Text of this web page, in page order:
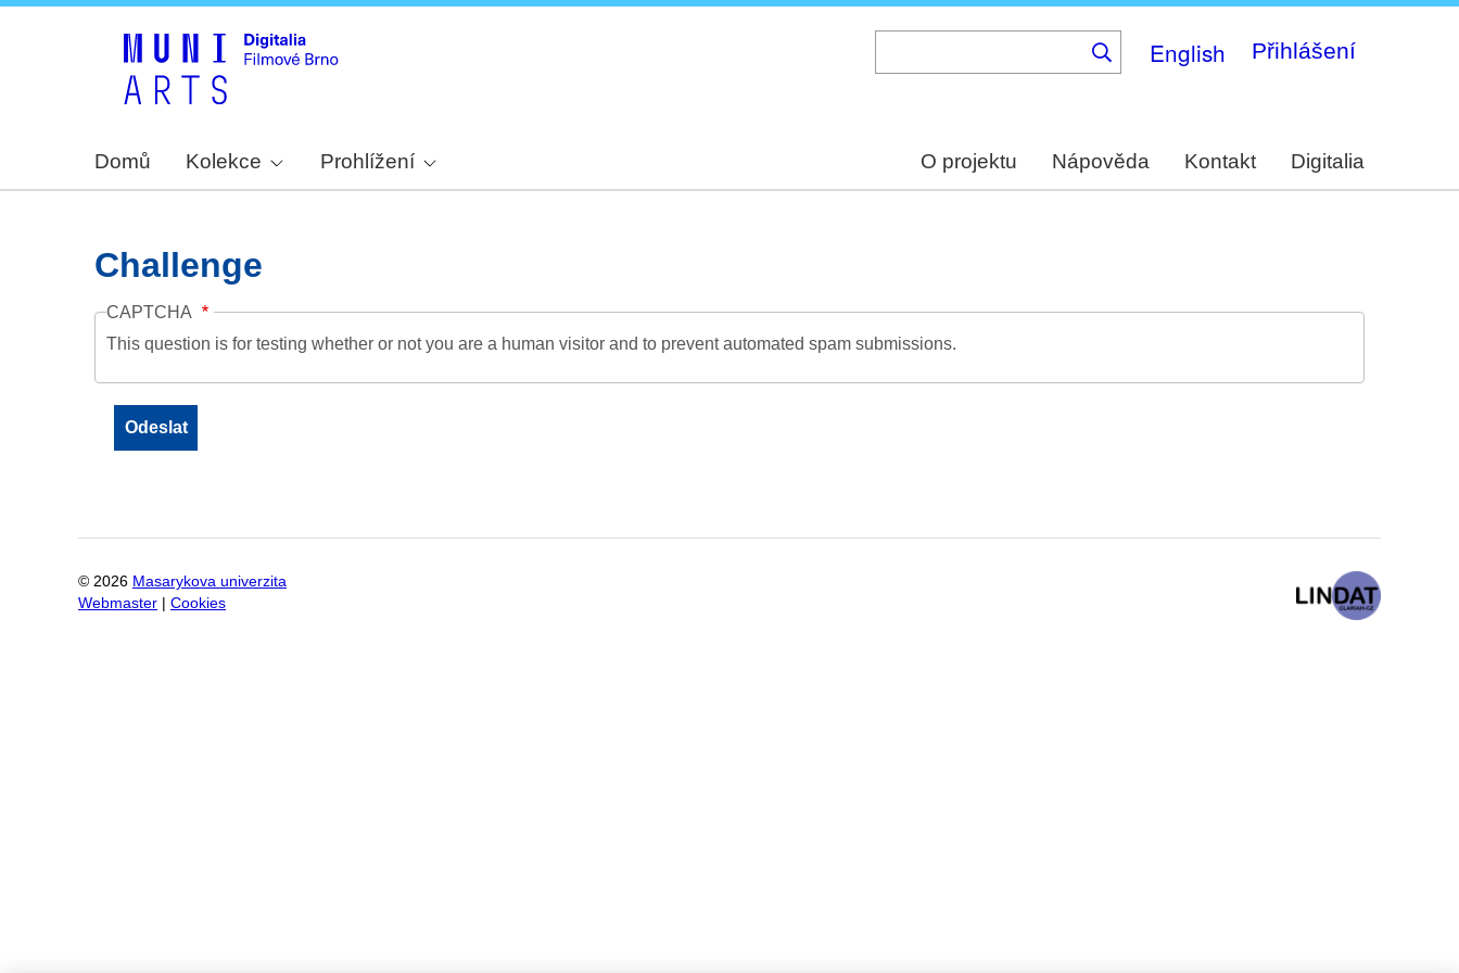
English Přihlášení
Domů Kolekce Prohlížení O projektu Nápověda Kontakt Digitalia
Challenge
CAPTCHA
This question is for testing whether or not you are a human visitor and to prevent automated spam submissions.
© 2026 Masarykova univerzita
Webmaster
Cookies